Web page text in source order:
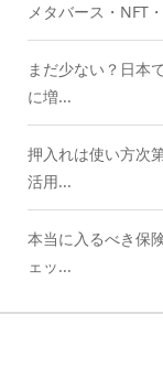
メタバース・NFT
まだ少ない？日本
に増...
押入れは使い方次
活用...
本当に入るべき保
ェッ...